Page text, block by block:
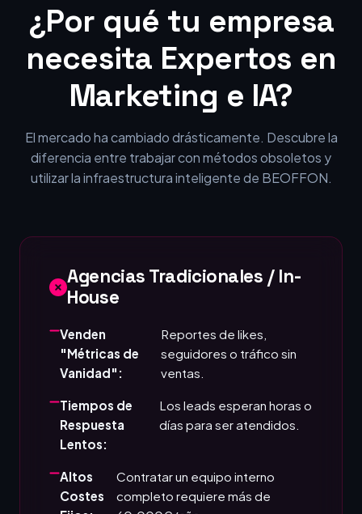
¿Por qué tu empresa
necesita Expertos en
Marketing e IA?
El mercado ha cambiado drásticamente. Descubre la
diferencia entre trabajar con métodos obsoletos y
utilizar la infraestructura inteligente de BEOFFON.
Agencias Tradicionales / In-
House
Venden
"Métricas de
Vanidad":
Reportes de likes,
seguidores o tráfico sin
ventas.
Tiempos de
Respuesta
Lentos:
Los leads esperan horas o
días para ser atendidos.
Altos
Costes
Contratar un equipo interno
completo requiere más de